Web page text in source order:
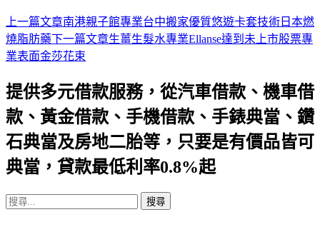
文
章
航
列
上一篇文章南港親子館專業台中搬家優質悠遊卡套技術日本燃
燒脂肪藥下一篇文章生薑生髮水專業Ellanse達到未上市股票專
業表面金莎花束
提供多元借款服務，從汽車借款、機車借
款、黃金借款、手機借款、手錶典當、鑽
石典當及房地二胎等，只要是有價品皆可
典當，貸款最低利率0.8%起
搜